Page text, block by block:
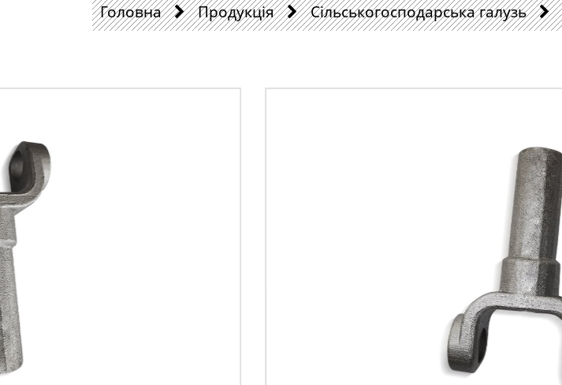
Головна Продукція Сільськогосподарська галузь